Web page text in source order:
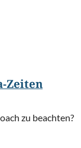
Zeiten
zu beachten?